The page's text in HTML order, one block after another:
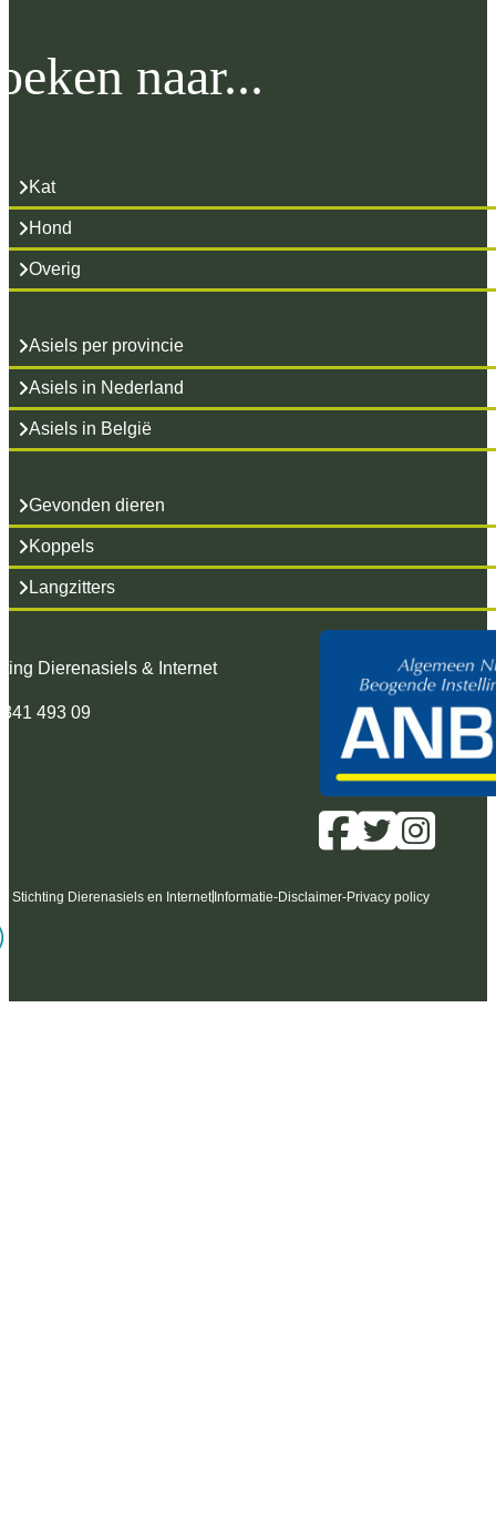
naar...
Kat
Hond
Overig
Asiels per provincie
Asiels in Nederland
Asiels in België
Gevonden dieren
Koppels
Langzitters
Dierenasiels & Internet
493 09
Stichting Dierenasiels en Internet Informatie-Disclaimer-Privacy policy